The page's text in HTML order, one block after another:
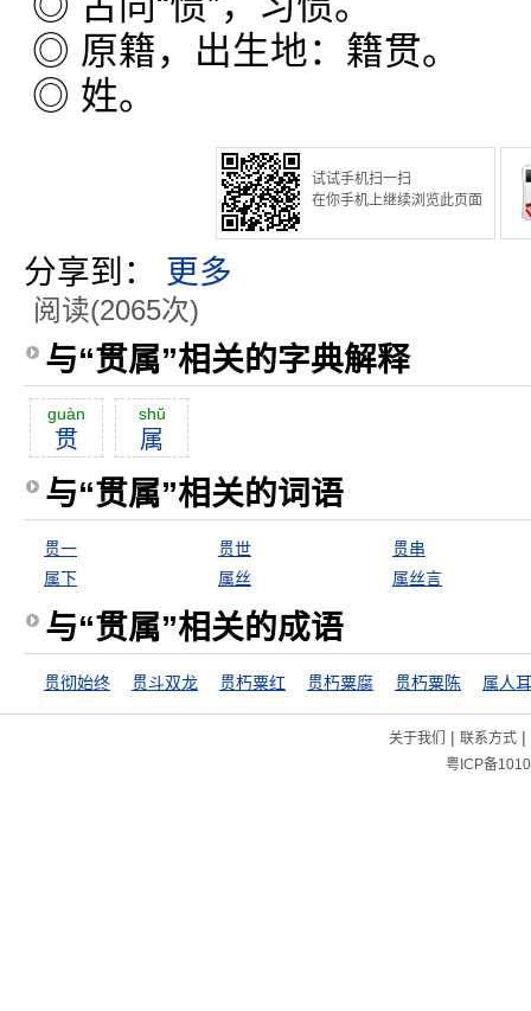
◎ 原籍，出生地：籍贯。
◎ 姓。
试试手机扫一扫
在你手机上继续浏览此页面
分享到： 更多
阅读(2065次)
与“贯属”相关的字典解释
guàn
贯
shŭ
属
与“贯属”相关的词语
贯一 贯世
贯串
属下
属丝 属丝言
与“贯属”相关的成语
贯彻始终 贯斗双龙 贯朽粟红 贯朽粟腐 贯朽粟陈 属人
关于我们 | 联系方式|
粤ICP备